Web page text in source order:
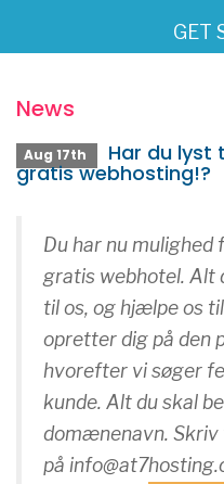
GET
News
Aug 17th Har du lyst
gratis webhosting!?
Du har nu mulighed
gratis webhotel. Alt
til os, og hjælpe os
opretter dig på den
hvorefter vi søger
kunde. Alt du skal
domænenavn. Skriv
på